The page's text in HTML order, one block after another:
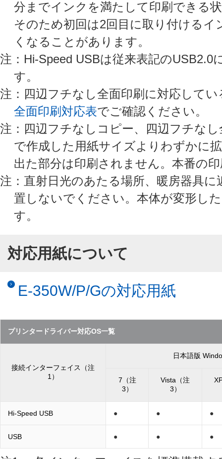
分までインクを満たして印刷できる
そのため初回は2回目に取り付ける
くなることがあります。
注：Hi-Speed USBは従来表記のUSB2.0
す。
注：四辺フチなし全面印刷に対応して
全面印刷対応表でご確認ください。
注：四辺フチなしコピー、四辺フチな
で作成した用紙サイズよりわずかに
出た部分は印刷されません。本番の
注：直射日光のあたる場所、暖房器具
置しないでください。本体が変形し
す。
対応用紙について
E-350W/P/Gの対応用紙
プリンタードライバー対応OS一覧
接続インターフェイス（注
1）
日本語版
7（注
3）
Vista（注
3）
Hi-Speed USB ● ● ●
USB ● ● ●